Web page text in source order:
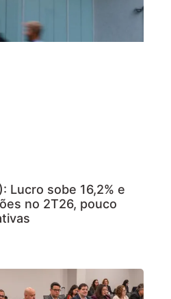
Lucro sobe 16,2% e
no 2T26, pouco